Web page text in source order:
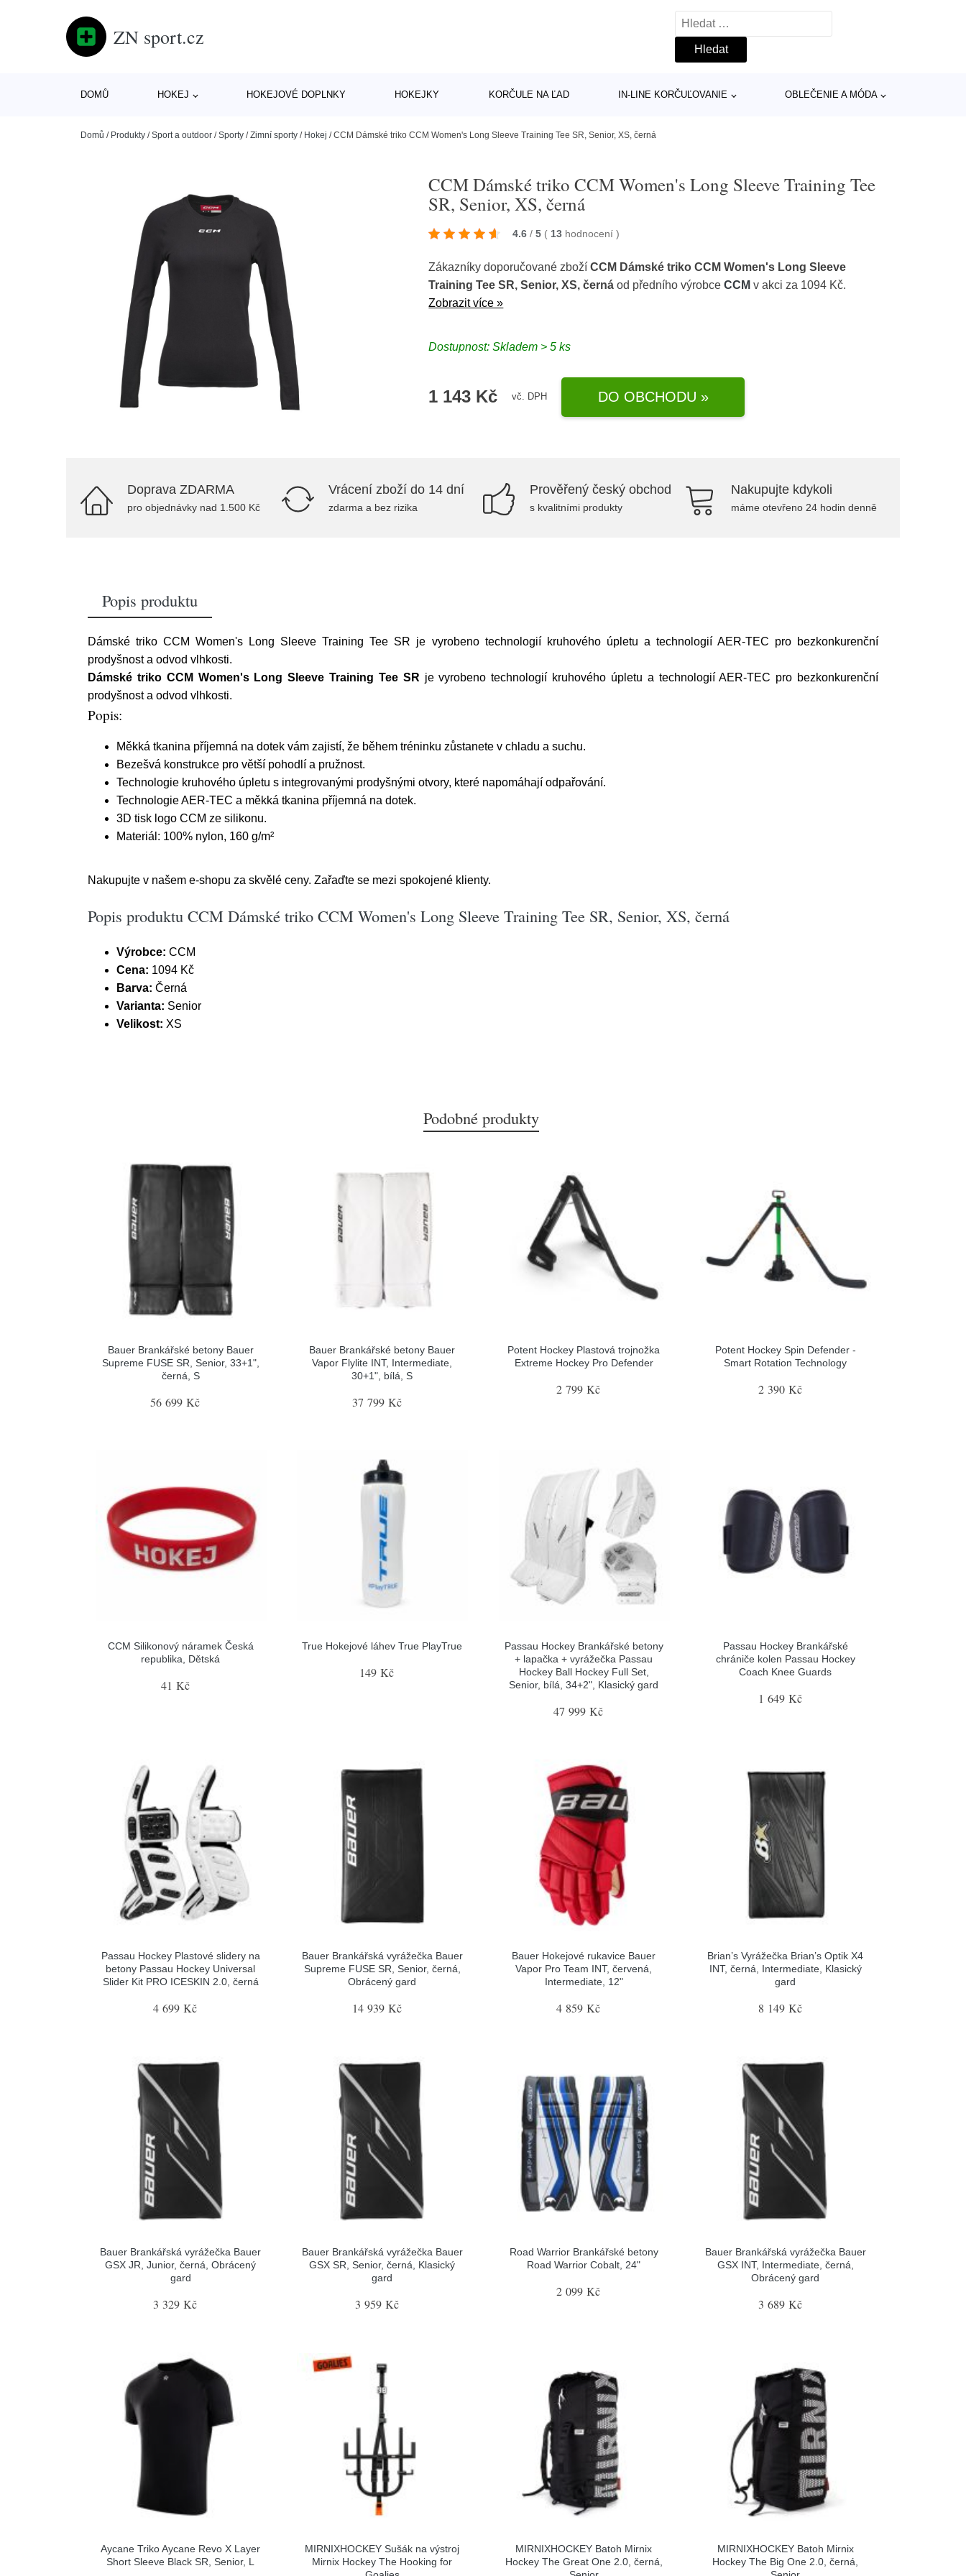
ZN sport.cz
Vyhledávání
DOMŮ HOKEJ HOKEJOVÉ DOPLNKY HOKEJKY KORČULE NA ĽAD IN-LINE KORČUĽOVANIE OBLEČENIE A MÓDA
Domů / Produkty /Sport a outdoor /Sporty /Zimní sporty / Hokej /CCM Dámské triko CCM Women's Long Sleeve Training Tee SR, Senior, XS, černá
CCM Dámské triko CCM Women's Long Sleeve Training Tee
SR, Senior, XS, černá
4.6 / 5 ( 13 hodnocení)
Zákazníky doporučované zbožíCCM Dámské triko CCM Women's Long Sleeve
Training Tee SR, Senior, XS, černá od předního výrobceCCM v akci za 1094 Kč.
Zobrazit více »
Dostupnost: Skladem > 5 ks
1 143 Kč vč. DPH DO OBCHODU »
Doprava ZDARMA
pro objednávky nad 1.500 Kč
Vrácení zboží do 14 dní
zdarma a bez rizika
Prověřený český obchod
s kvalitními produkty
Nakupujte kdykoli
máme otevřeno 24 hodin denně
Popis produktu
Dámské triko CCM Women's Long Sleeve Training Tee SR je vyrobeno technologií kruhového úpletu a technologií AER-TEC pro bezkonkurenční
prodyšnost a odvod vlhkosti.
Dámské triko CCM Women's Long Sleeve Training Tee SR je vyrobeno technologií kruhového úpletu a technologií AER-TEC pro bezkonkurenční
prodyšnost a odvod vlhkosti.
Popis:
Měkká tkanina příjemná na dotek vám zajistí, že během tréninku zůstanete v chladu a suchu.
Bezešvá konstrukce pro větší pohodlí a pružnost.
Technologie kruhového úpletu s integrovanými prodyšnými otvory, které napomáhají odpařování.
Technologie AER-TEC a měkká tkanina příjemná na dotek.
3D tisk logo CCM ze silikonu.
Materiál: 100% nylon, 160 g/m²
Nakupujte v našem e-shopu za skvělé ceny. Zařaďte se mezi spokojené klienty.
Popis produktu CCM Dámské triko CCM Women's Long Sleeve Training Tee SR, Senior, XS, černá
Výrobce: CCM
Cena: 1094 Kč
Barva: Černá
Varianta: Senior
Velikost: XS
Podobné produkty
Bauer Brankářské betony Bauer
Supreme FUSE SR, Senior, 33+1",
černá, S
56 699 Kč
Bauer Brankářské betony Bauer
Vapor Flylite INT, Intermediate,
30+1", bílá, S
37 799 Kč
Potent Hockey Plastová trojnožka
Extreme Hockey Pro Defender
2 799 Kč
Potent Hockey Spin Defender -
Smart Rotation Technology
2 390 Kč
CCM Silikonový náramek Česká
republika, Dětská
41 Kč
True Hokejové láhev True PlayTrue
149 Kč
Passau Hockey Brankářské betony
+ lapačka + vyrážečka Passau
Hockey Ball Hockey Full Set,
Senior, bílá, 34+2", Klasický gard
47 999 Kč
Passau Hockey Brankářské
chrániče kolen Passau Hockey
Coach Knee Guards
1 649 Kč
Passau Hockey Plastové slidery na
betony Passau Hockey Universal
Slider Kit PRO ICESKIN 2.0, černá
4 699 Kč
Bauer Brankářská vyrážečka Bauer
Supreme FUSE SR, Senior, černá,
Obrácený gard
14 939 Kč
Bauer Hokejové rukavice Bauer
Vapor Pro Team INT, červená,
Intermediate, 12"
4 859 Kč
Brian’s Vyrážečka Brian’s Optik X4
INT, černá, Intermediate, Klasický
gard
8 149 Kč
Bauer Brankářská vyrážečka Bauer
GSX JR, Junior, černá, Obrácený
gard
3 329 Kč
Bauer Brankářská vyrážečka Bauer
GSX SR, Senior, černá, Klasický
gard
3 959 Kč
Road Warrior Brankářské betony
Road Warrior Cobalt, 24"
2 099 Kč
Bauer Brankářská vyrážečka Bauer
GSX INT, Intermediate, černá,
Obrácený gard
3 689 Kč
Aycane Triko Aycane Revo X Layer
Short Sleeve Black SR, Senior, L
MIRNIXHOCKEY Sušák na výstroj
Mirnix Hockey The Hooking for
MIRNIXHOCKEY Batoh Mirnix
Hockey The Great One 2.0, černá,
MIRNIXHOCKEY Batoh Mirnix
Hockey The Big One 2.0, černá,